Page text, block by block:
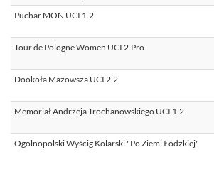
Puchar MON UCI 1.2
Tour de Pologne Women UCI 2.Pro
Dookoła Mazowsza UCI 2.2
Memoriał Andrzeja Trochanowskiego UCI 1.2
Ogólnopolski Wyścig Kolarski "Po Ziemi Łódzkiej"